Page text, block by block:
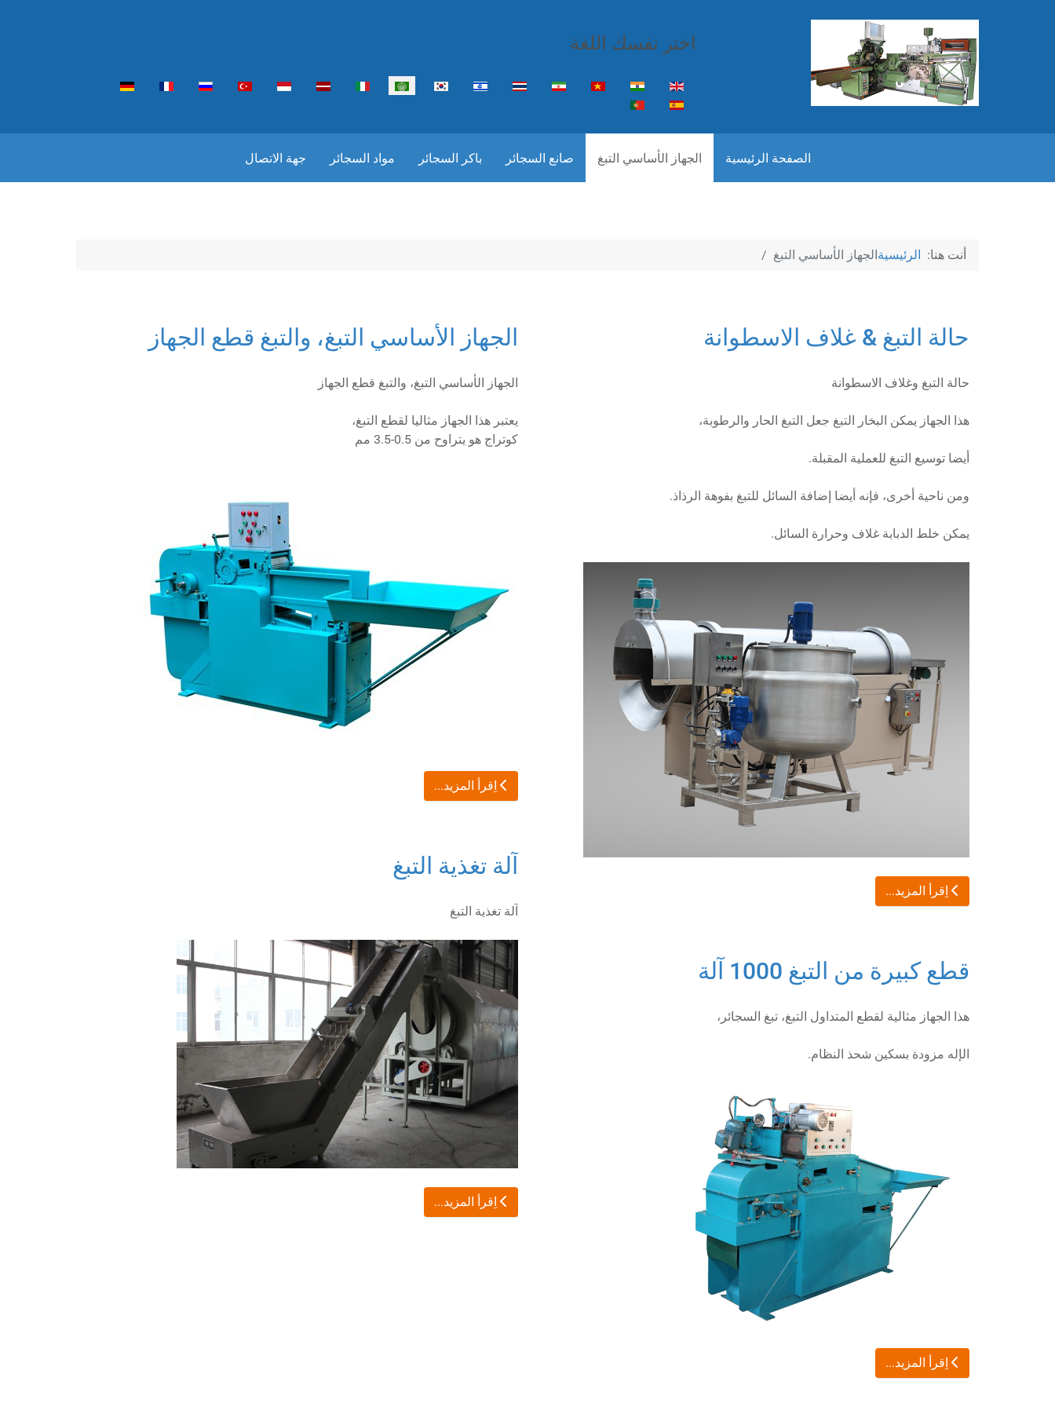
اختر نفسك اللغة
اختر لغتك
الصفحة الرئيسية الجهاز الأساسي التبغ صانع السجائر باكر السجائر مواد السجائر جهة الاتصال
أنت هنا: الرئيسية الجهاز الأساسي التبغ
حالة التبغ & غلاف الاسطوانة
حالة التبغ وغلاف الاسطوانة
هذا الجهاز يمكن البخار التبغ جعل التبغ الحار والرطوبة،
أيضا توسيع التبغ للعملية المقبلة.
ومن ناحية أخرى، فإنه أيضا إضافة السائل للتبغ بفوهة الرذاذ.
يمكن خلط الدبابة غلاف وحرارة السائل.
قطع كبيرة من التبغ 1000 آلة
هذا الجهاز مثالية لقطع المتداول التبغ، تبغ السجائر،
الإله مزودة بسكين شحذ النظام.
الجهاز الأساسي التبغ، والتبغ قطع الجهاز
الجهاز الأساسي التبغ، والتبغ قطع الجهاز
يعتبر هذا الجهاز مثاليا لقطع التبغ،
كوتراج هو يتراوح من 0.5-3.5 مم
آلة تغذية التبغ
آلة تغذية التبغ